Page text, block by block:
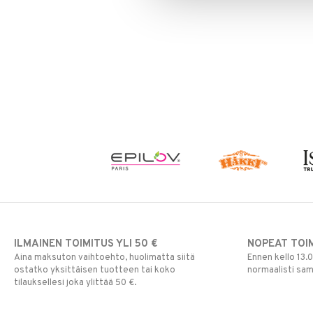
ILMAINEN TOIMITUS YLI 50 €
Aina maksuton vaihtoehto, huolimatta siitä
ostatko yksittäisen tuotteen tai koko
tilauksellesi joka ylittää 50 €.
NOPEAT
Ennen kello
normaalisti